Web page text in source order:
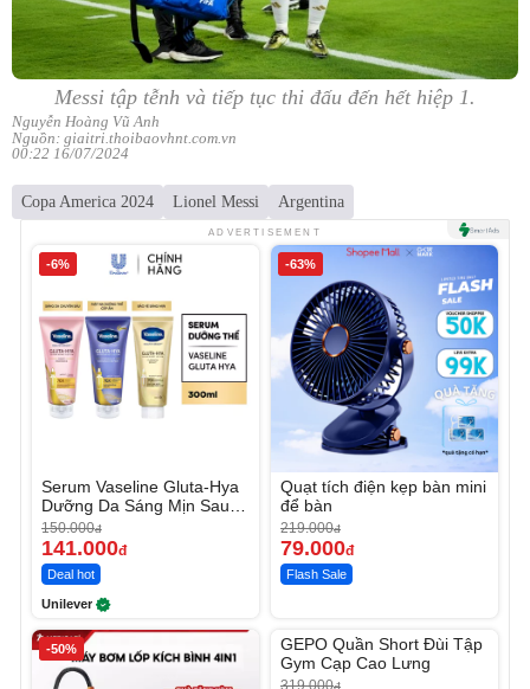
Messi tập tễnh và tiếp tục thi đấu đến hết hiệp 1.
Nguyễn Hoàng Vũ Anh
Nguồn: giaitri.thoibaovhnt.com.vn
00:22 16/07/2024
Copa America 2024 Lionel Messi Argentina
ADVERTISEMENT
-6%
Serum Vaseline Gluta-Hya
Dưỡng Da Sáng Mịn Sau 7
Ngày
150.000đ
141.000đ
Deal hot
Unilever
-63%
Quạt tích điện kẹp bàn mini
để bàn
219.000đ
79.000đ
Flash Sale
-50% -53%
GEPO Quần Short Đùi Tập
Gym Cạp Cao Lưng